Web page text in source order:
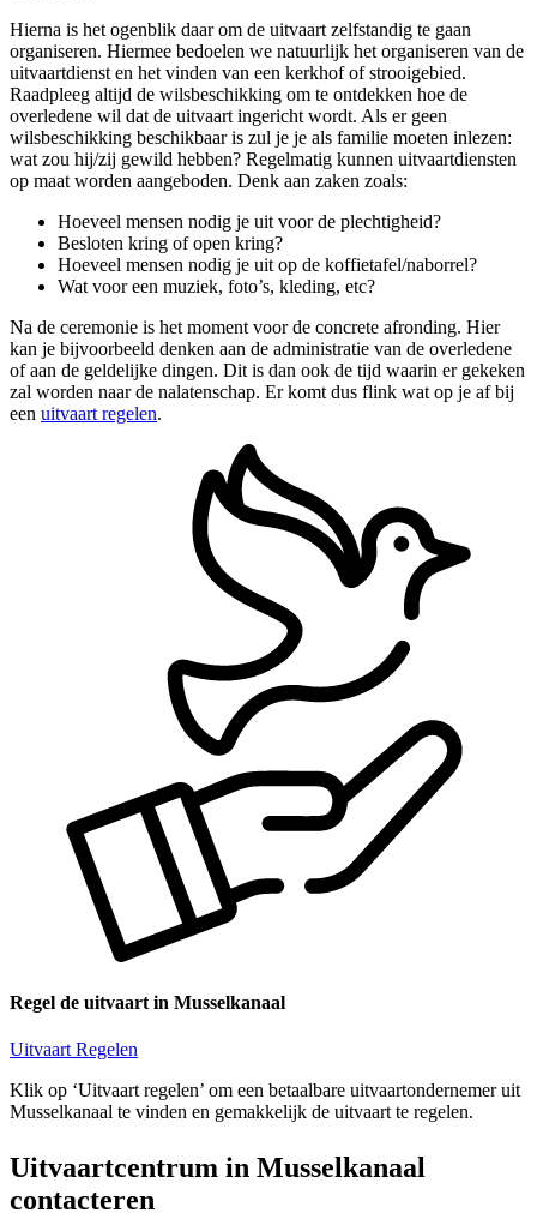
Hierna is het ogenblik daar om de uitvaart zelfstandig te gaan
organiseren. Hiermee bedoelen we natuurlijk het organiseren van de
uitvaartdienst en het vinden van een kerkhof of strooigebied.
Raadpleeg altijd de wilsbeschikking om te ontdekken hoe de
overledene wil dat de uitvaart ingericht wordt. Als er geen
wilsbeschikking beschikbaar is zul je je als familie moeten inlezen:
wat zou hij/zij gewild hebben? Regelmatig kunnen uitvaartdiensten
op maat worden aangeboden. Denk aan zaken zoals:
Hoeveel mensen nodig je uit voor de plechtigheid?
Besloten kring of open kring?
Hoeveel mensen nodig je uit op de koffietafel/naborrel?
Wat voor een muziek, foto’s, kleding, etc?
Na de ceremonie is het moment voor de concrete afronding. Hier
kan je bijvoorbeeld denken aan de administratie van de overledene
of aan de geldelijke dingen. Dit is dan ook de tijd waarin er gekeken
zal worden naar de nalatenschap. Er komt dus flink wat op je af bij
een uitvaart regelen.
Regel de uitvaart in Musselkanaal
Uitvaart Regelen
Klik op ‘Uitvaart regelen’ om een betaalbare uitvaartondernemer uit
Musselkanaal te vinden en gemakkelijk de uitvaart te regelen.
Uitvaartcentrum in Musselkanaal
contacteren